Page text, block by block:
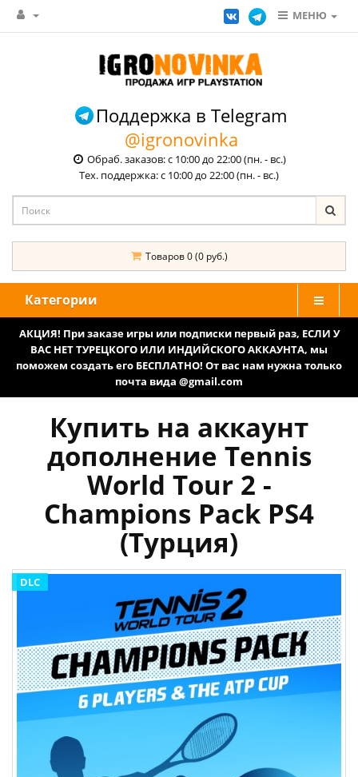
МЕНЮ
Поддержка в Telegram
@igronovinka
Обраб. заказов: с 10:00 до 22:00 (пн. - вс.)
Тех. поддержка: с 10:00 до 22:00 (пн. - вс.)
Товаров 0 (0 руб.)
Категории
АКЦИЯ! При заказе игры или подписки первый раз, ЕСЛИ У
ВАС НЕТ ТУРЕЦКОГО ИЛИ ИНДИЙСКОГО АККАУНТА, мы
поможем создать его БЕСПЛАТНО! От вас нам нужна только
почта вида @gmail.com
Купить на аккаунт
дополнение Tennis
World Tour 2 -
Champions Pack PS4
(Турция)
DLC